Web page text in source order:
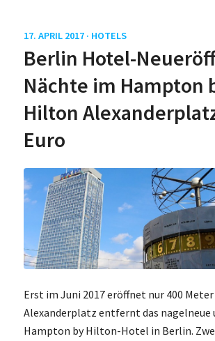
17. APRIL 2017 · HOTELS
Berlin Hotel-
Nächte im Hampton
Hilton
Euro
Erst im Juni 2017 eröffnet nur 400
Alexanderplatz entfernt das nagelneue
Hampton by Hilton-Hotel in Berlin.